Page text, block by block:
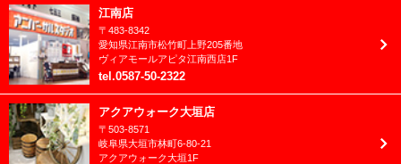
2021年9月
2021年8月
2021年7月
2021年6月
2021年5月
江南店
〒 483-8342
愛知県江南市松竹町上野205番地
ヴィアモールアピタ江南西店1F
tel .0587-50-2322
アクアウォーク大垣店
〒 503-8571
岐阜県大垣市林町6-80-21
アクアウォーク大垣1F